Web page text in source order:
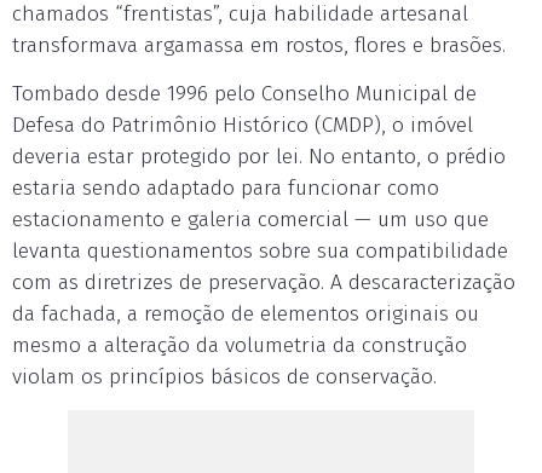
chamados “frentistas”, cuja habilidade artesanal
transformava argamassa em rostos, flores e brasões.
Tombado desde 1996 pelo Conselho Municipal de
Defesa do Patrimônio Histórico (CMDP), o imóvel
deveria estar protegido por lei. No entanto, o prédio
estaria sendo adaptado para funcionar como
estacionamento e galeria comercial — um uso que
levanta questionamentos sobre sua compatibilidade
com as diretrizes de preservação. A descaracterização
da fachada, a remoção de elementos originais ou
mesmo a alteração da volumetria da construção
violam os princípios básicos de conservação.